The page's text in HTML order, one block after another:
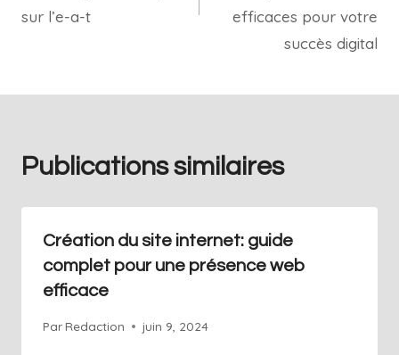
sur l’e-a-t
efficaces pour votre
succès digital
Publications similaires
Création du site internet: guide
complet pour une présence web
efficace
Par Redaction juin 9, 2024